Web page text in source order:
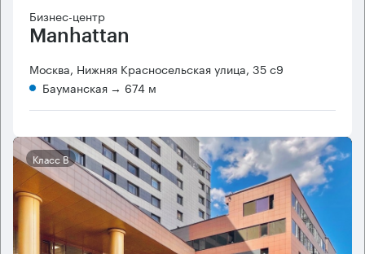
Бизнес-центр
Manhattan
Москва, Нижняя Красносельская улица, 35 с9
Бауманская → 674 м
Класс B